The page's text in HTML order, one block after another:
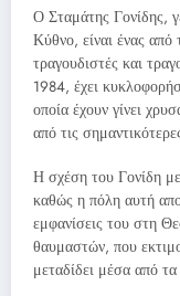
Ο Σταμάτης Γονίδης,
Κύθνο, είναι ένας από
τραγουδιστές και
1984, έχει
οποία έχουν γίνει
από τις
Η σχέση του Γονίδη με
καθώς η πόλη αυτή
εμφανίσεις του στη
θαυμαστών, που
μεταδίδει μέσα από